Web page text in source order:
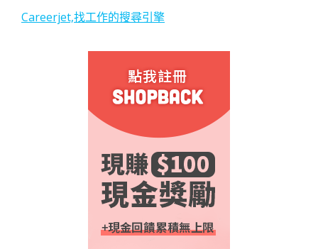
Careerjet,找工作的搜尋引擎